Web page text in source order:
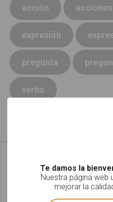
acción acciones
expresión
pregunta
verbo
Te damos la
Nuestra página web
mejorar la
!